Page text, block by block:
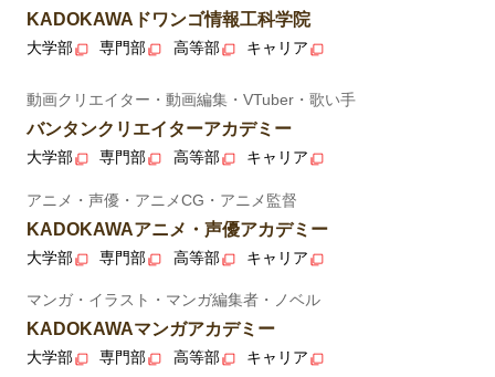
KADOKAWAドワンゴ情報工科学院
大学部 専門部 高等部 キャリア
動画クリエイター・動画編集・VTuber・歌い手
バンタンクリエイターアカデミー
大学部 専門部 高等部 キャリア
アニメ・声優・アニメCG・アニメ監督
KADOKAWAアニメ・声優アカデミー
大学部 専門部 高等部 キャリア
マンガ・イラスト・マンガ編集者・ノベル
KADOKAWAマンガアカデミー
大学部 専門部 高等部 キャリア